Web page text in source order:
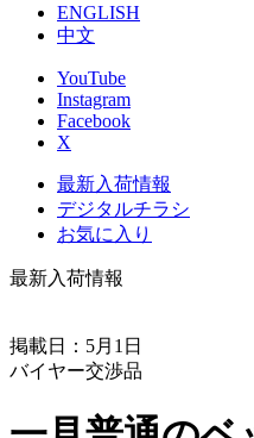
ENGLISH
中文
YouTube
Instagram
Facebook
X
最新入荷情報
デジタルチラシ
お気に入り
最新入荷情報
掲載日：5月1日
バイヤー交渉品